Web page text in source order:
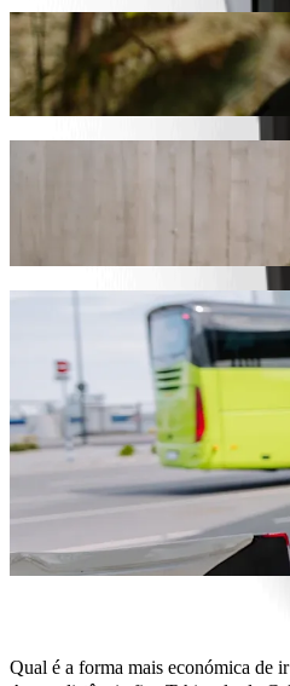
Trotinetes ou
Thohoyandou: desloca-te de
Instala a app da Bolt
Vai de Caltex Sibasa
Se procuras os melhores preços
temos o veículo perfeito para ti.
Serviços Bolt para ir
Muita bagagem? Reserva uma
Queres chegar com estilo?
Viajas com crianças? Pede
O teu animal de estimação vai
Precisas de ajuda extra? A
Viagens acessíveis? Carros
Instala a app da Bolt
Qual é a forma mais económica de